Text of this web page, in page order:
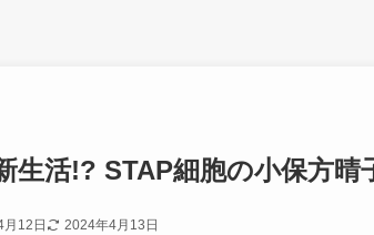
生活!? STAP細胞の小保方晴
月12日 2024年4月13日